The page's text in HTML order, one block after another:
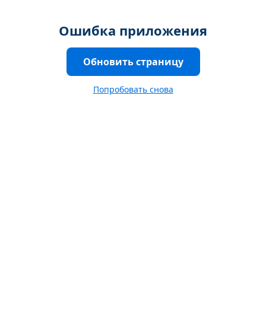
Ошибка приложения
Обновить страницу
Попробовать снова